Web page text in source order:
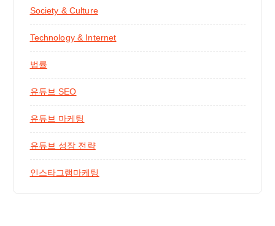
Society & Culture
Technology & Internet
법률
유튜브 SEO
유튜브 마케팅
유튜브 성장 전략
인스타그램마케팅